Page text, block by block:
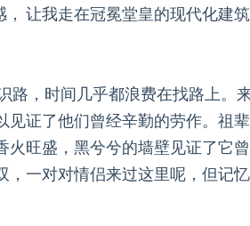
让我走在冠冕堂皇的现代化建
路，时间几乎都浪费在找路上
证了他们曾经辛勤的劳作。祖
旺盛，黑兮兮的墙壁见证了它
一对对情侣来过这里呢，但记忆